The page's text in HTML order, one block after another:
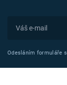
Odesláním formuláře